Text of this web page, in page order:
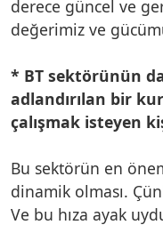
derece güncel ve
değerimiz ve
* BT sektörünün
adlandırılan bir
çalışmak isteyen
Bu sektörün en
dinamik olması.
Ve bu hıza ayak